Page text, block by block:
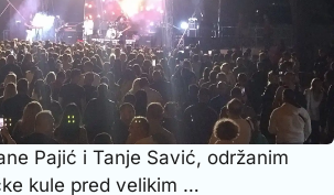
Pajić i Tanje Savić, održanim
kule pred velikim …